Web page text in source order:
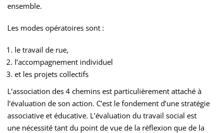
ensemble.
Les modes opératoires sont :
le travail de rue,
l’accompagnement individuel
et les projets collectifs
L’association des 4 chemins est particulièrement attaché à
l’évaluation de son action. C’est le fondement d’une stratégie
associative et éducative. L’évaluation du travail social est
une nécessité tant du point de vue de la réflexion que de la